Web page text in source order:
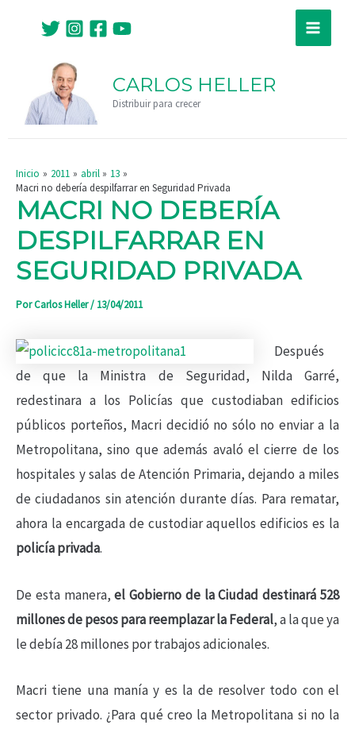
contenido
Main
CARLOS HELLER
Distribuir para crecer
Inicio 2011 abril
13
Macri no debería despilfarrar en Seguridad Privada
MACRI NO DEBERÍA
DESPILFARRAR EN
SEGURIDAD PRIVADA
PorCarlos Heller/ 13/04/2011
Después
de que la Ministra de Seguridad, Nilda Garré,
redestinara a los Policías que custodiaban edificios
públicos porteños, Macri decidió no sólo no enviar a la
Metropolitana, sino que además avaló el cierre de los
hospitales y salas de Atención Primaria, dejando a miles
de ciudadanos sin atención durante días. Para rematar,
ahora la encargada de custodiar aquellos edificios es la
policía privada.
De esta manera,el Gobierno de la Ciudad destinará 528
millones de pesos para reemplazar la Federal, a la que ya
le debía 28 millones por trabajos adicionales.
Macri tiene una manía y es la de resolver todo con el
sector privado. ¿Para qué creo la Metropolitana si no la
entradas